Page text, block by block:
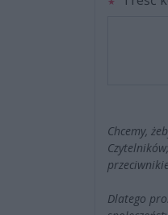
Chcemy,
Dlatego